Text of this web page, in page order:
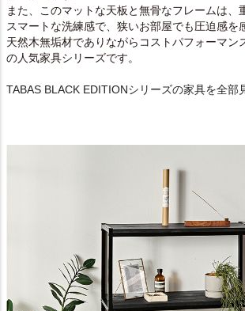
また、このマットな天板と無骨なフレームは、
スマートな洗練感で、狭いお部屋でも圧迫感を
天然木無垢材でありながらコストパフォーマン
の人気家具シリーズです。
TABAS BLACK EDITIONシリーズの家具を全部